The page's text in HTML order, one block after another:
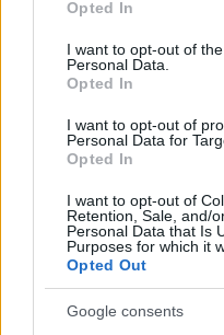
use your data for below
consent section.
Opted In
I want to opt-out of
Personal Data.
Opted In
I want to opt-out of
Personal Data for
Opted In
I want to opt-out of
Retention, Sale, and/
Personal Data that Is
Purposes for which it
Opted Out
Google consents
orosz határon: 3
HÍREK 5 órája
Hét egyszerű